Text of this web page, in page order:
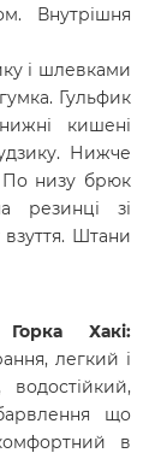
Внутрішня
і шлевками
Гульфик
кишені
Нижче
По низу брюк
резинці зі
Штани
Горка Хакі:
легкий і
що
в